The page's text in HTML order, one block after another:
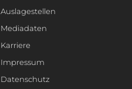
Auslagestellen
Mediadaten
Karriere
Impressum
Datenschutz